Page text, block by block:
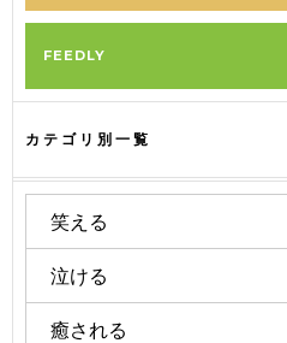
FEEDLY
カテゴリ別一覧
笑える
泣ける
癒される